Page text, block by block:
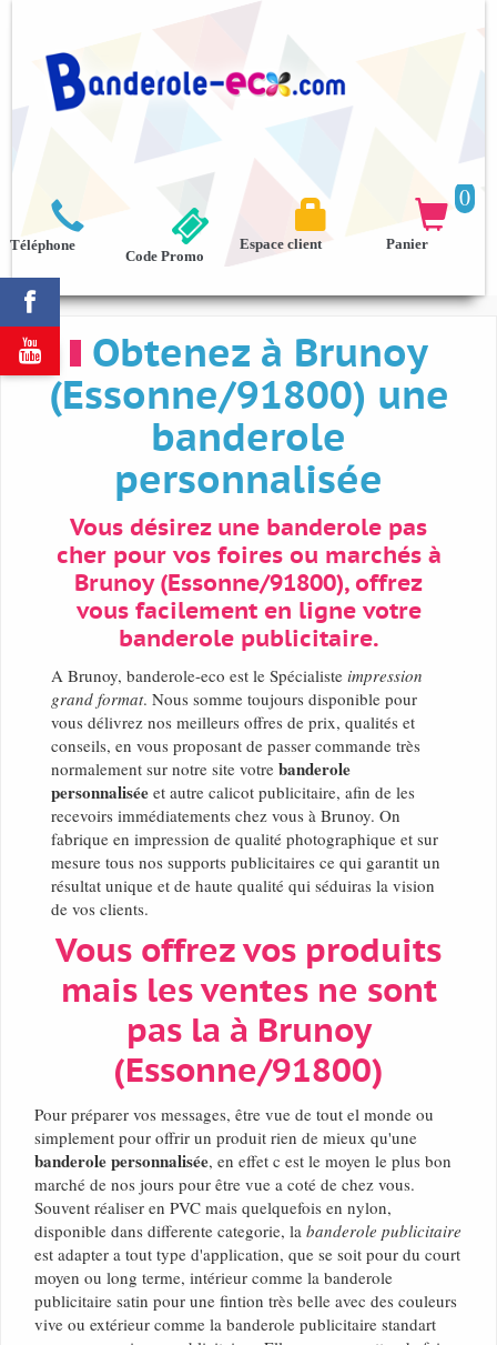



Téléphone
0

Panier

Espace client
Code Promo
Obtenez à Brunoy
(Essonne/91800) une
banderole
personnalisée
Vous désirez une banderole pas
cher pour vos foires ou marchés à
Brunoy (Essonne/91800), offrez
vous facilement en ligne votre
banderole publicitaire.
A Brunoy, banderole-eco est le Spécialiste impression
grand format. Nous somme toujours disponible pour
vous délivrez nos meilleurs offres de prix, qualités et
conseils, en vous proposant de passer commande très
normalement sur notre site votre banderole
personnalisée et autre calicot publicitaire, afin de les
recevoirs immédiatements chez vous à Brunoy. On
fabrique en impression de qualité photographique et sur
mesure tous nos supports publicitaires ce qui garantit un
résultat unique et de haute qualité qui séduiras la vision
de vos clients.
Vous offrez vos produits
mais les ventes ne sont
pas la à Brunoy
(Essonne/91800)
Pour préparer vos messages, être vue de tout el monde ou
simplement pour offrir un produit rien de mieux qu'une
banderole personnalisée, en effet c est le moyen le plus bon
marché de nos jours pour être vue a coté de chez vous.
Souvent réaliser en PVC mais quelquefois en nylon,
disponible dans differente categorie, la banderole publicitaire
est adapter a tout type d'application, que se soit pour du court
moyen ou long terme, intérieur comme la banderole
publicitaire satin pour une fintion très belle avec des couleurs
vive ou extérieur comme la banderole publicitaire standart